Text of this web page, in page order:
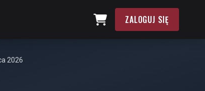
ZALOGUJ SIĘ
2026